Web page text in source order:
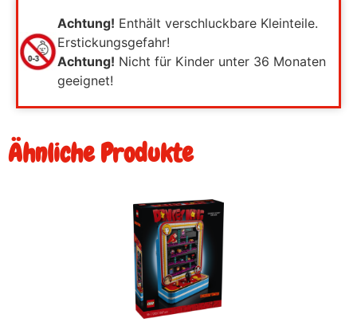
Achtung! Enthält verschluckbare Kleinteile.
Erstickungsgefahr!
Achtung! Nicht für Kinder unter 36 Monaten
geeignet!
Ähnliche Produkte